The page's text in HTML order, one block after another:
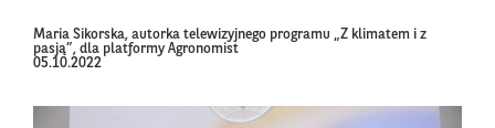
Maria Sikorska, autorka telewizyjnego programu „Z klimatem i z
pasją”, dla platformy Agronomist
05.10.2022